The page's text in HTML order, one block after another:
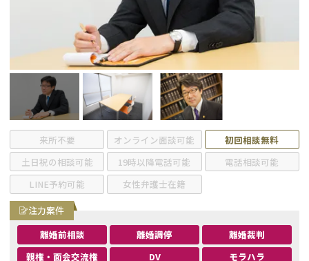
不貞・不倫慰謝料請求
養育費問題
内縁の夫婦
養育費
離婚裁判
慰謝料
国際離婚
DV
離婚の相談先
離婚したくない
来所不要 オンライン面談可能
初回相談無料
土日祝の相談可能
19時以降電話可能
電話相談可能
LINE予約可能
女性弁護士在籍
注力案件
離婚前相談
離婚調停
離婚裁判
親権・面会交流権
DV
モラハラ